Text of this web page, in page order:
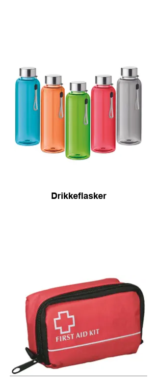
Drikkeflasker